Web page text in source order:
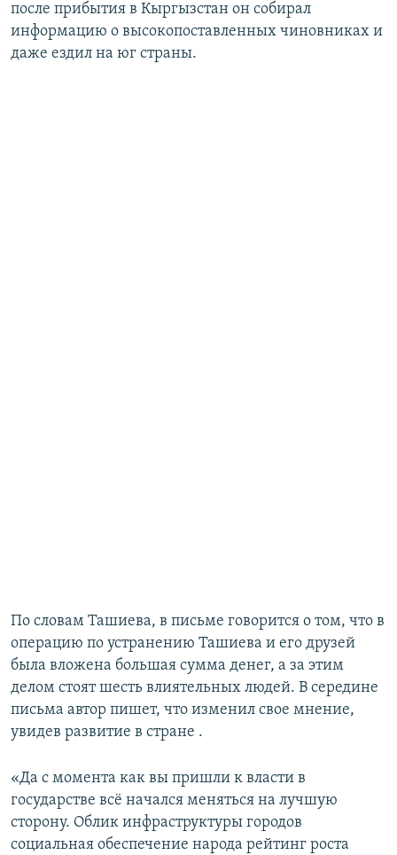
после прибытия в Кыргызстан он собирал
информацию о высокопоставленных чиновниках и
даже ездил на юг страны.
По словам Ташиева, в письме говорится о том, что в
операцию по устранению Ташиева и его друзей
была вложена большая сумма денег, а за этим
делом стоят шесть влиятельных людей. В середине
письма автор пишет, что изменил свое мнение,
увидев развитие в стране .
«Да с момента как вы пришли к власти в
государстве всё начался меняться на лучшую
сторону. Облик инфраструктуры городов
социальная обеспечение народа рейтинг роста